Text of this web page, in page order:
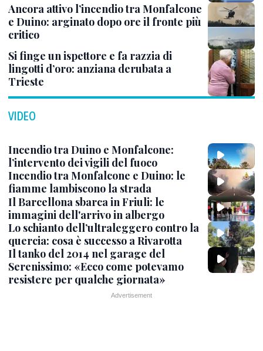
Ancora attivo l’incendio tra Monfalcone
e Duino: arginato dopo ore il fronte più
critico
Si finge un ispettore e fa razzia di
lingotti d’oro: anziana derubata a
Trieste
VIDEO
Incendio tra Duino e Monfalcone:
l’intervento dei vigili del fuoco
Incendio tra Monfalcone e Duino: le
fiamme lambiscono la strada
Il Barcellona sbarca in Friuli: le
immagini dell'arrivo in albergo
Lo schianto dell’ultraleggero contro la
quercia: cosa è successo a Rivarotta
Il tanko del 2014 nel garage del
Serenissimo: «Ecco come potevamo
resistere per qualche giornata»